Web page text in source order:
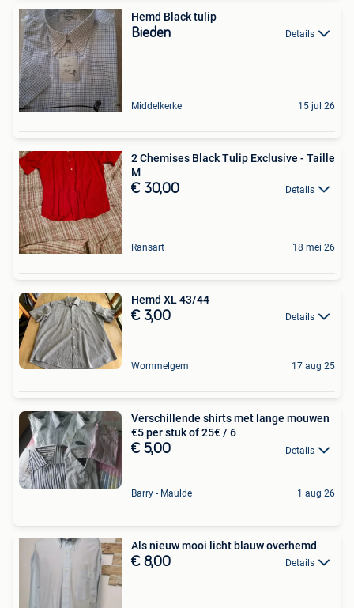
Hemd Black tulip
Bieden Details
Middelkerke 15 jul 26
2 Chemises Black Tulip Exclusive - Taille
M
€ 30,00 Details
Ransart 18 mei 26
Hemd XL 43/44
€ 3,00 Details
Wommelgem 17 aug 25
Verschillende shirts met lange mouwen
€5 per stuk of 25€ / 6
€ 5,00 Details
Barry - Maulde 1 aug 26
Als nieuw mooi licht blauw overhemd
€ 8,00 Details